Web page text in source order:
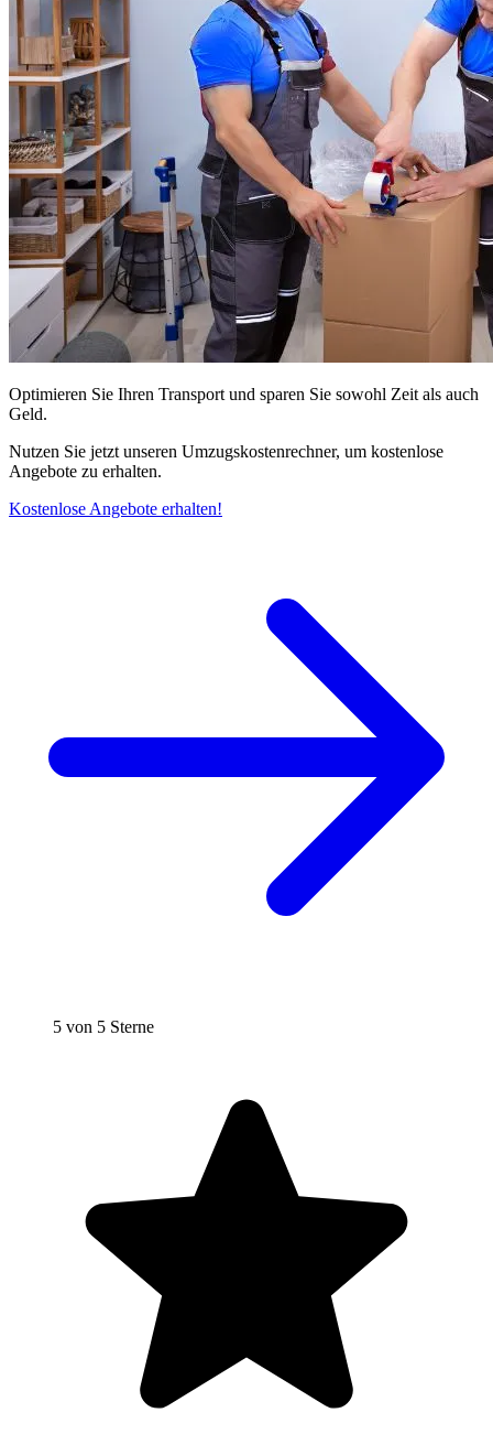
Optimieren Sie Ihren Transport und sparen Sie sowohl Zeit als auch
Geld.
Nutzen Sie jetzt unseren Umzugskostenrechner, um kostenlose
Angebote zu erhalten.
Kostenlose Angebote erhalten!
5 von 5 Sterne